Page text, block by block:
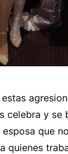
celebra y se
que
quienes